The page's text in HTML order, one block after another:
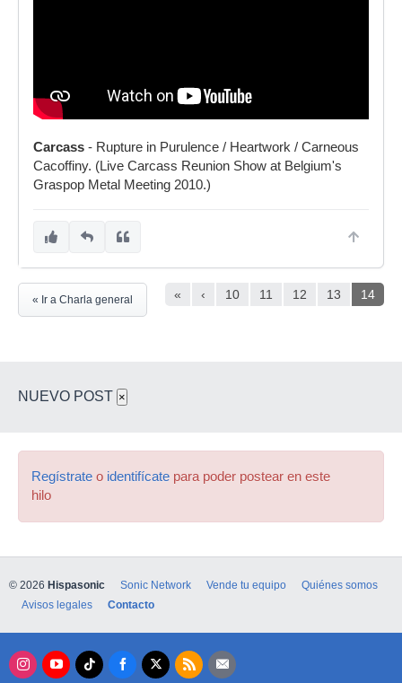
Carcass - Rupture in Purulence / Heartwork / Carneous
Cacoffiny. (Live Carcass Reunion Show at Belgium's
Graspop Metal Meeting 2010.)
« ‹ 10 11 12 13 14
« Ir a Charla general
NUEVO POST ×
Regístrate o identifícate para poder postear en este
hilo
© 2026 Hispasonic Sonic Network Vende tu equipo
Quiénes somos
Avisos legales
Contacto